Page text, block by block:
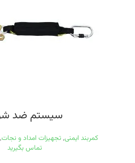
سیستم ضد
کمربند ایمنی, تجهیزات امداد و نجات,
تماس بگیرید